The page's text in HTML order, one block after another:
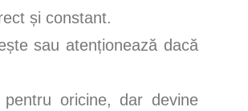
și constant.
sau atenționează dacă
oricine, dar devine